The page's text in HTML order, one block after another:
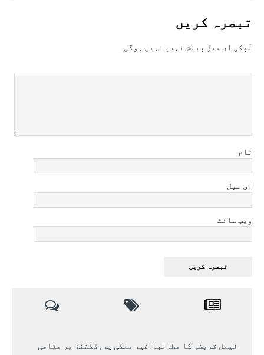
تبصرہ کريں
آپکی ای ميل پبلش نہيں نہيں ہوگی.
نام
ای میل
ویب سائٹ
فیصل قریشی کا مطالبہ: غیر ملکی پروڈکشنز پر مقامی